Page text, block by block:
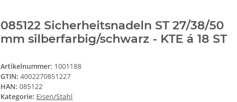
085122 Sicherheitsnadeln ST 27/38/50
mm silberfarbig/schwarz - KTE á 18 ST
Artikelnummer: 1001188
GTIN: 4002270851227
HAN: 085122
Kategorie: Eisen/Stahl